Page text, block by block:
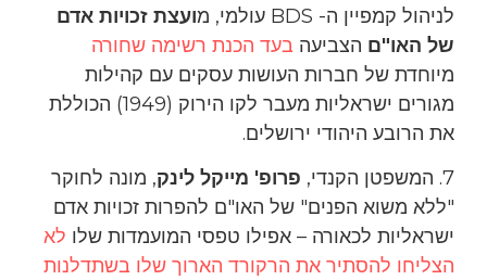
לניהול קמפיין ה- BDS עולמי, מ
ועצת זכויות אדם
של האו"םהצביעהבעד הכנת רשימה שחורה
מיוחדת של חברות העושות עסקים עם קהילות
מגורים ישראליות מעבר לקו הירוק (1949) הכוללת
את הרובע היהודי ירושלים.
7. המשפטן הקנדי,
פרופ' ​​מייקל לינק, מונה לחוקר
"ללא משוא הפנים" של האו"ם להפרות זכויות אדם
ישראליות לכאורה – אפילו טפסי המועמדות שלולא
הצליחו להסתיר את הרקורד הארוך שלו בשתדלנות